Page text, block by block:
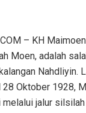
– KH
Moen, adalah
Nahdliyin.
28 Oktober 1928,
melalui jalur